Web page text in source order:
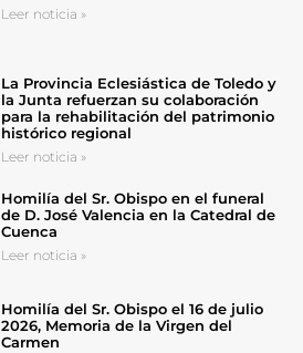
Leer noticia »
La Provincia Eclesiástica de Toledo y
la Junta refuerzan su colaboración
para la rehabilitación del patrimonio
histórico regional
Leer noticia »
Homilía del Sr. Obispo en el funeral
de D. José Valencia en la Catedral de
Cuenca
Leer noticia »
Homilía del Sr. Obispo el 16 de julio
2026, Memoria de la Virgen del
Carmen